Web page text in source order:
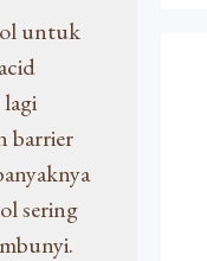
untuk
barrier
sering